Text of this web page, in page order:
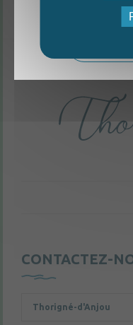
CONTACTEZ-
Thorigné-d'Anjou
La nouvelle